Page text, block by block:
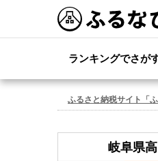
ランキングでさが
ふるさと納税サイト「ふ
岐阜県